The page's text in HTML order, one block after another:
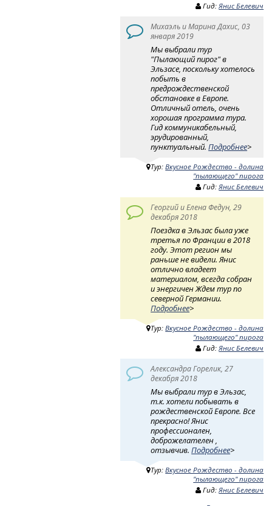
Гид:Янис Белевич
Михаэль и Марина Дахис, 03
января 2019
Мы выбрали тур
"Пылающий пирог" в
Эльзасе, поскольку хотелось
побыть в
предрождественской
обстановке в Европе.
Отличный отель, очень
хорошая программа тура.
Гид коммуникабельный,
эрудированный,
пунктуальный.Подробнее>
Тур:Вкусное Рождество - долина
"пылающего" пирога
Гид:Янис Белевич
Георгий и Елена Федун, 29
декабря 2018
Поездка в Эльзас была уже
третья по Франции в 2018
году. Этот регион мы
раньше не видели. Янис
отлично владеет
материалом, всегда собран
и энергичен Ждем тур по
северной Германии.
Подробнее>
Тур:Вкусное Рождество - долина
"пылающего" пирога
Гид:Янис Белевич
Александра Горелик, 27
декабря 2018
Мы выбрали тур в Эльзас,
т.к. хотели побывать в
рождественской Европе. Все
прекрасно! Янис
профессионален,
доброжелателен ,
отзывчив.Подробнее>
Тур:Вкусное Рождество - долина
"пылающего" пирога
Гид:Янис Белевич